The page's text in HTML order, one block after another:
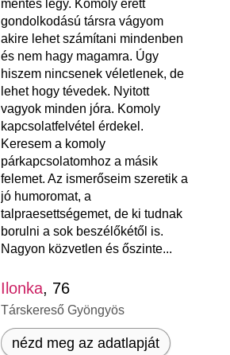
mentes légy. Komoly érett
gondolkodású társra vágyom
akire lehet számítani mindenben
és nem hagy magamra. Úgy
hiszem nincsenek véletlenek, de
lehet hogy tévedek. Nyitott
vagyok minden jóra. Komoly
kapcsolatfelvétel érdekel.
Keresem a komoly
párkapcsolatomhoz a másik
felemet. Az ismerőseim szeretik a
jó humoromat, a
talpraesettségemet, de ki tudnak
borulni a sok beszélőkétől is.
Nagyon közvetlen és őszinte...
Ilonka, 76
Társkereső Gyöngyös
nézd meg az adatlapját